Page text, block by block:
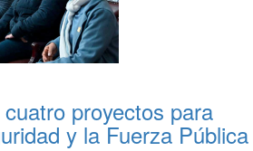
proyectos para
y la Fuerza Pública